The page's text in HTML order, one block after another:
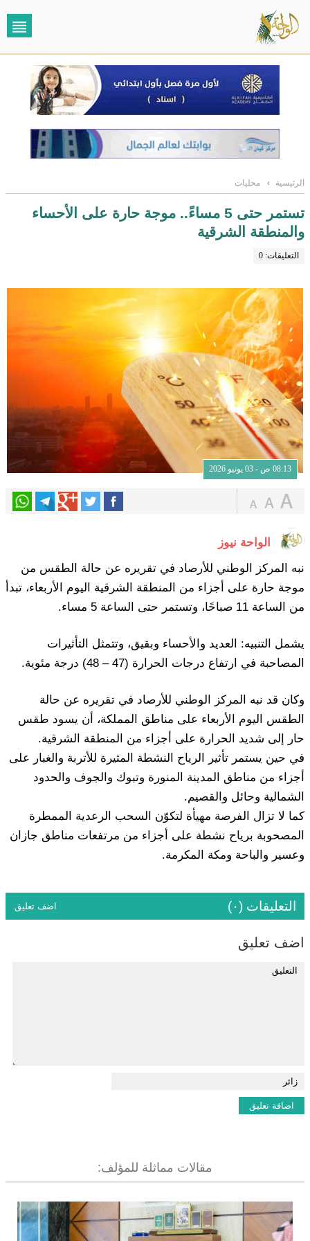
الرئيسية › محليات
تستمر حتى 5 مساءً.. موجة حارة على الأحساء
والمنطقة الشرقية
التعليقات: 0
08:13 ص - 03 يونيو 2026
الواحة نيوز
نبه المركز الوطني للأرصاد في تقريره عن حالة الطقس من
موجة حارة على أجزاء من المنطقة الشرقية اليوم الأربعاء، تبدأ
من الساعة 11 صباحًا، وتستمر حتى الساعة 5 مساء.
يشمل التنبيه: العديد والأحساء وبقيق، وتتمثل التأثيرات
المصاحبة في ارتفاع درجات الحرارة (47 – 48) درجة مئوية.
وكان قد نبه المركز الوطني للأرصاد في تقريره عن حالة
الطقس اليوم الأربعاء على مناطق المملكة، أن يسود طقس
حار إلى شديد الحرارة على أجزاء من المنطقة الشرقية.
في حين يستمر تأثير الرياح النشطة المثيرة للأتربة والغبار على
أجزاء من مناطق المدينة المنورة وتبوك والجوف والحدود
الشمالية وحائل والقصيم.
كما لا تزال الفرصة مهيأة لتكوّن السحب الرعدية الممطرة
المصحوبة برياح نشطة على أجزاء من مرتفعات مناطق جازان
وعسير والباحة ومكة المكرمة.
التعليقات (٠) اضف تعليق
اضف تعليق
مقالات مماثلة للمؤلف: